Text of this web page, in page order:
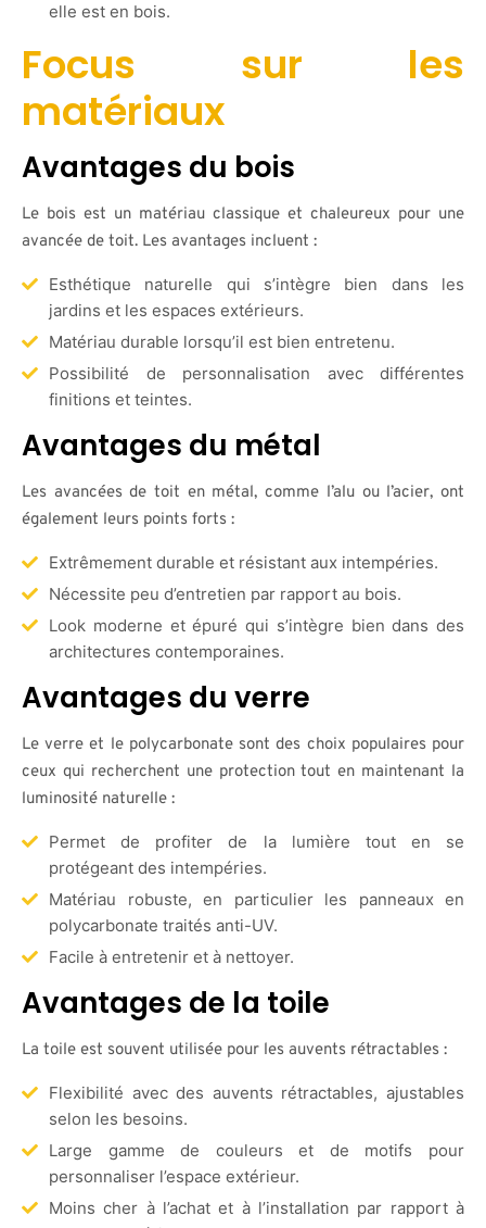
elle est en bois.
Focus sur les
matériaux
Avantages du bois
Le bois est un matériau classique et chaleureux pour une
avancée de toit. Les avantages incluent :
Esthétique naturelle qui s’intègre bien dans les
jardins et les espaces extérieurs.
Matériau durable lorsqu’il est bien entretenu.
Possibilité de personnalisation avec différentes
finitions et teintes.
Avantages du métal
Les avancées de toit en métal, comme l’alu ou l’acier, ont
également leurs points forts :
Extrêmement durable et résistant aux intempéries.
Nécessite peu d’entretien par rapport au bois.
Look moderne et épuré qui s’intègre bien dans des
architectures contemporaines.
Avantages du verre
Le verre et le polycarbonate sont des choix populaires pour
ceux qui recherchent une protection tout en maintenant la
luminosité naturelle :
Permet de profiter de la lumière tout en se
protégeant des intempéries.
Matériau robuste, en particulier les panneaux en
polycarbonate traités anti-UV.
Facile à entretenir et à nettoyer.
Avantages de la toile
La toile est souvent utilisée pour les auvents rétractables :
Flexibilité avec des auvents rétractables, ajustables
selon les besoins.
Large gamme de couleurs et de motifs pour
personnaliser l’espace extérieur.
Moins cher à l’achat et à l’installation par rapport à